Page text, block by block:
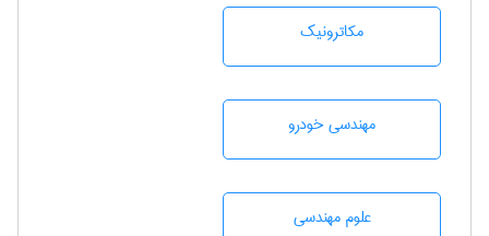
مکاترونیک
مهندسی خودرو
علوم مهندسی